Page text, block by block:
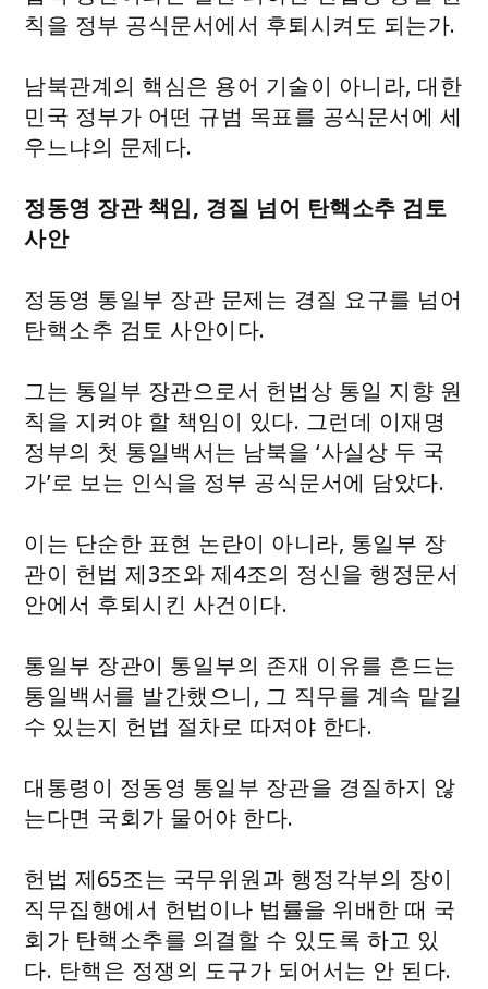
칙을 정부 공식문서에서 후퇴시켜도 되는가.
남북관계의 핵심은 용어 기술이 아니라, 대한
민국 정부가 어떤 규범 목표를 공식문서에 세
우느냐의 문제다.
정동영 장관 책임, 경질 넘어 탄핵소추 검토
사안
정동영 통일부 장관 문제는 경질 요구를 넘어
탄핵소추 검토 사안이다.
그는 통일부 장관으로서 헌법상 통일 지향 원
칙을 지켜야 할 책임이 있다. 그런데 이재명
정부의 첫 통일백서는 남북을 ‘사실상 두 국
가’로 보는 인식을 정부 공식문서에 담았다.
이는 단순한 표현 논란이 아니라, 통일부 장
관이 헌법 제3조와 제4조의 정신을 행정문서
안에서 후퇴시킨 사건이다.
통일부 장관이 통일부의 존재 이유를 흔드는
통일백서를 발간했으니, 그 직무를 계속 맡길
수 있는지 헌법 절차로 따져야 한다.
대통령이 정동영 통일부 장관을 경질하지 않
는다면 국회가 물어야 한다.
헌법 제65조는 국무위원과 행정각부의 장이
직무집행에서 헌법이나 법률을 위배한 때 국
회가 탄핵소추를 의결할 수 있도록 하고 있
다. 탄핵은 정쟁의 도구가 되어서는 안 된다.